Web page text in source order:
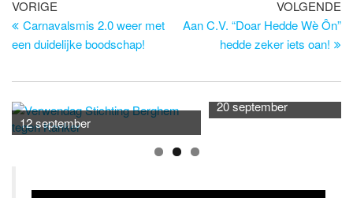
Bericht
navigatie
Vorig
bericht
VORIGE
Carnavalsmis 2.0 weer met
een duidelijke boodschap!
VOLGENDE
Aan C.V. “Doar Hedde Wè Ôn”
hedde zeker iets oan!
12 september
20 september